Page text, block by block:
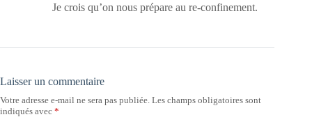
Je crois qu’on nous prépare au re-confinement.
Laisser un commentaire
Votre adresse e-mail ne sera pas publiée. Les champs obligatoires sont
indiqués avec *